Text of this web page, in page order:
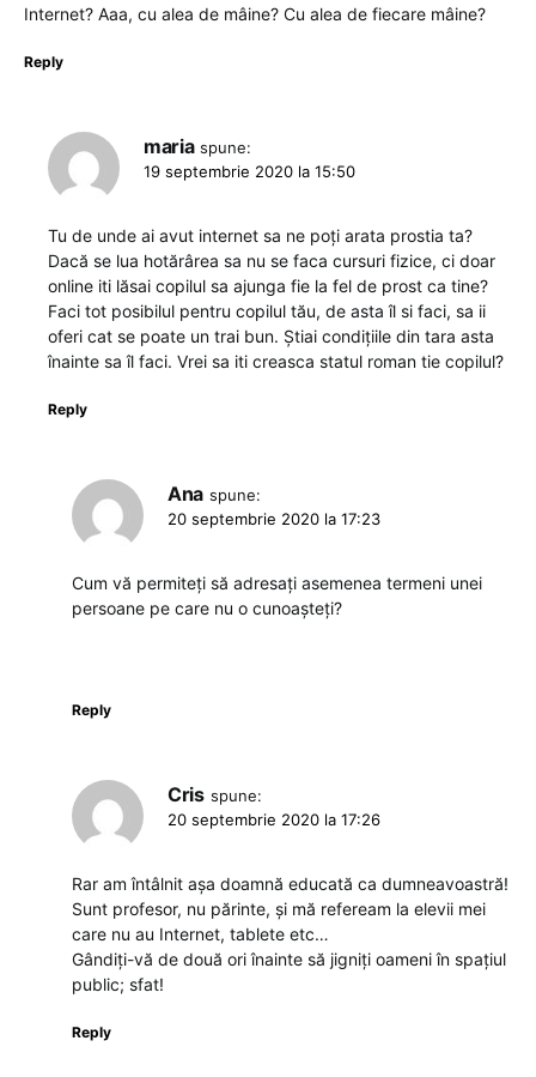
Internet? Aaa, cu alea de mâine? Cu alea de fiecare mâine?
Reply
maria spune:
19 septembrie 2020 la 15:50
Tu de unde ai avut internet sa ne poți arata prostia ta?
Dacă se lua hotărârea sa nu se faca cursuri fizice, ci doar
online iti lăsai copilul sa ajunga fie la fel de prost ca tine?
Faci tot posibilul pentru copilul tău, de asta îl si faci, sa ii
oferi cat se poate un trai bun. Știai condițiile din tara asta
înainte sa îl faci. Vrei sa iti creasca statul roman tie copilul?
Reply
Ana spune:
20 septembrie 2020 la 17:23
Cum vă permiteți să adresați asemenea termeni unei
persoane pe care nu o cunoașteți?
Reply
Cris spune:
20 septembrie 2020 la 17:26
Rar am întâlnit așa doamnă educată ca dumneavoastră!
Sunt profesor, nu părinte, și mă refeream la elevii mei
care nu au Internet, tablete etc…
Gândiți-vă de două ori înainte să jigniți oameni în spațiul
public; sfat!
Reply